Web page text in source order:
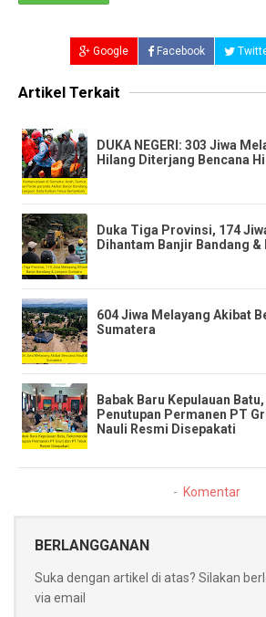
Google Facebook
Artikel Terkait
​DUKA NEGERI: 303 Jiwa
Hilang Diterjang Bencana
​Duka Tiga Provinsi, 174
Dihantam Banjir Bandang
604 Jiwa Melayang Akibat
Sumatera
Babak Baru Kepulauan
Penutupan Permanen PT
Nauli Resmi Disepakati
Komentar
BERLANGGANAN
Suka dengan artikel di atas? Silakan
via email